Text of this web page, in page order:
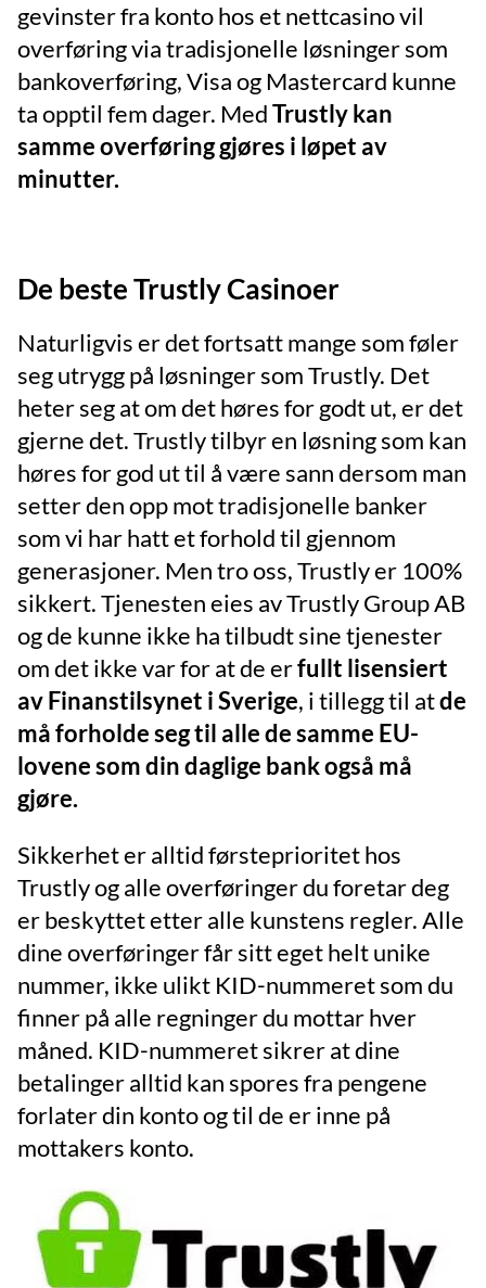
gevinster fra konto hos et nettcasino vil
overføring via tradisjonelle løsninger som
bankoverføring, Visa og Mastercard kunne
ta opptil fem dager. MedTrustly kan
samme overføring gjøres i løpet av
minutter.
De beste Trustly Casinoer
Naturligvis er det fortsatt mange som føler
seg utrygg på løsninger som Trustly. Det
heter seg at om det høres for godt ut, er det
gjerne det. Trustly tilbyr en løsning som kan
høres for god ut til å være sann dersom man
setter den opp mot tradisjonelle banker
som vi har hatt et forhold til gjennom
generasjoner. Men tro oss, Trustly er 100%
sikkert. Tjenesten eies av Trustly Group AB
og de kunne ikke ha tilbudt sine tjenester
om det ikke var for at de erfullt lisensiert
av Finanstilsynet i Sverige, i tillegg til atde
må forholde seg til alle de samme EU-
lovene som din daglige bank også må
gjøre.
Sikkerhet er alltid førsteprioritet hos
Trustly og alle overføringer du foretar deg
er beskyttet etter alle kunstens regler. Alle
dine overføringer får sitt eget helt unike
nummer, ikke ulikt KID-nummeret som du
finner på alle regninger du mottar hver
måned. KID-nummeret sikrer at dine
betalinger alltid kan spores fra pengene
forlater din konto og til de er inne på
mottakers konto.